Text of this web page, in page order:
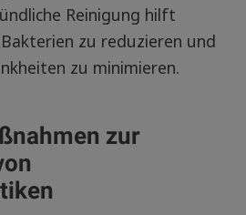
Reinigung hilft
zu reduzieren und
zu minimieren.
zur